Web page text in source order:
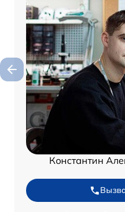
Константин